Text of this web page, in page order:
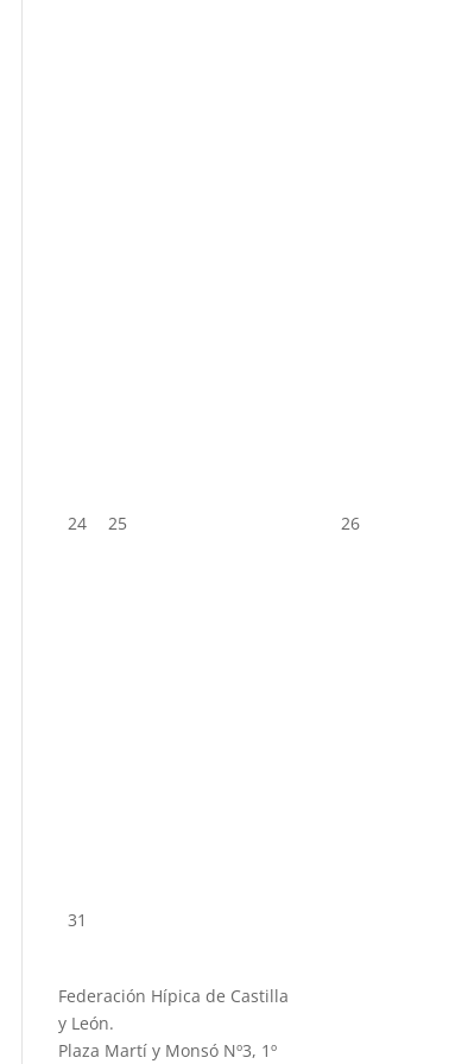
24 25 26
31
Federación Hípica de Castilla
y León.
Plaza Martí y Monsó Nº3, 1º